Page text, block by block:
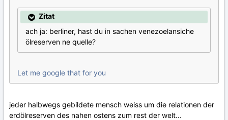
Zitat
ach ja: berliner, hast du in sachen venezoelansiche
ölreserven ne quelle?
Let me google that for you
jeder halbwegs gebildete mensch weiss um die relationen der
erdölreserven des nahen ostens zum rest der welt...